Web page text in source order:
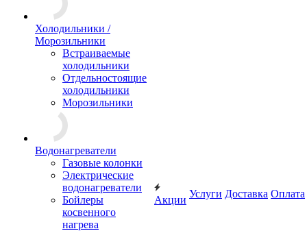
Холодильники /
Морозильники
Встраиваемые
холодильники
Отдельностоящие
холодильники
Морозильники
Водонагреватели
Газовые колонки
Электрические
водонагреватели
Бойлеры
косвенного
нагрева
Акции
Услуги Доставка Оплата